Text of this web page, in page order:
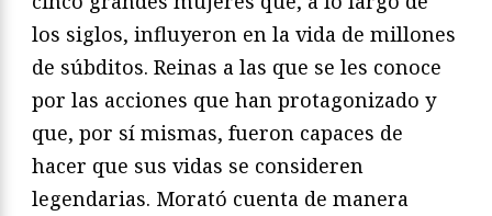
los siglos, influyeron en la vida de millones
de súbditos. Reinas a las que se les conoce
por las acciones que han protagonizado y
que, por sí mismas, fueron capaces de
hacer que sus vidas se consideren
legendarias. Morató cuenta de manera